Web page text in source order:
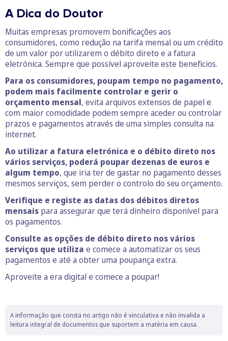
A Dica do Doutor
Muitas empresas promovem bonificações aos
consumidores, como redução na tarifa mensal ou um crédito
de um valor por utilizarem o débito direto e a fatura
eletrónica. Sempre que possível aproveite este beneficios.
Para os consumidores, poupam tempo no pagamento,
podem mais facilmente controlar e gerir o
orçamento mensal, evita arquivos extensos de papel e
com maior comodidade podem sempre aceder ou controlar
prazos e pagamentos através de uma simples consulta na
internet.
Ao utilizar a fatura eletrónica e o débito direto nos
vários serviços, poderá poupar dezenas de euros e
algum tempo, que iria ter de gastar no pagamento desses
mesmos serviços, sem perder o controlo do seu orçamento.
Verifique e registe as datas dos débitos diretos
mensais para assegurar que terá dinheiro disponível para
os pagamentos.
Consulte as opções de débito direto nos vários
serviços que utiliza e comece a automatizar os seus
pagamentos e até a obter uma poupança extra.
Aproveite a era digital e comece a poupar!
A informação que consta no artigo não é vinculativa e não invalida a
leitura integral de documentos que suportem a matéria em causa.